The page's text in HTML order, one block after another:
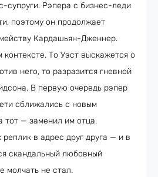
супруги. Рэпера с бизнес-леди
поэтому он продолжает
Кардашьян-Дженнер.
контексте. То Уэст выскажется о
него, то разразится гневной
В первую очередь рэпер
сближались с новым
тот — заменил им отца.
реплик в адрес друг друга — и в
скандальный любовный
молчать не стал.